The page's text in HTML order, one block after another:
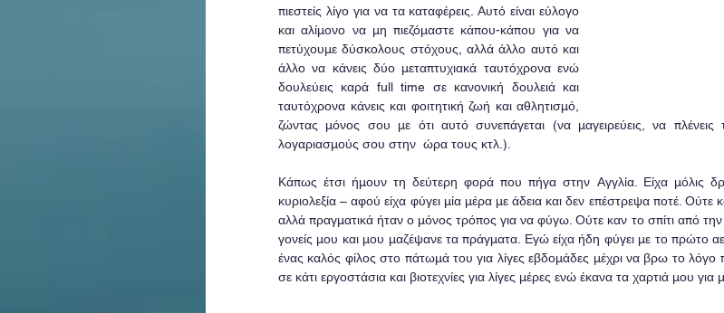
πιεστείς λίγο για να τα καταφέρεις. Αυτό είναι εύλογο
και αλίμονο να μη πιεζόμαστε κάπου-κάπου για να
πετύχουμε δύσκολους στόχους, αλλά άλλο αυτό και
άλλο να κάνεις δύο μεταπτυχιακά ταυτόχρονα ενώ
δουλεύεις καρά full time σε κανονική δουλειά και
ταυτόχρονα κάνεις και φοιτητική ζωή και αθλητισμό,
ζώντας μόνος σου με ότι αυτό συνεπάγεται (να μαγειρεύεις, να
λογαριασμούς σου στην  ώρα τους κτλ.).
Κάπως έτσι ήμουν τη δεύτερη φορά που πήγα στην Αγγλία. Είχα μόλις
κυριολεξία – αφού είχα φύγει μία μέρα με άδεια και δεν επέστρεψα ποτέ.
αλλά πραγματικά ήταν ο μόνος τρόπος για να φύγω. Ούτε καν το σπίτι από την
γονείς μου και μου μαζέψανε τα πράγματα. Εγώ είχα ήδη φύγει με το πρώτο
ένας καλός φίλος στο πάτωμά του για λίγες εβδομάδες μέχρι να βρω το
σε κάτι εργοστάσια και βιοτεχνίες για λίγες μέρες ενώ έκανα τα χαρτιά μου